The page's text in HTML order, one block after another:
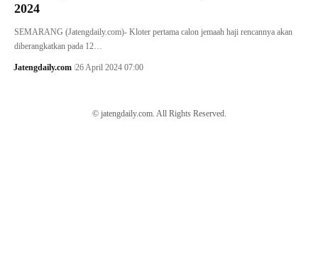
2024
SEMARANG (Jatengdaily.com)- Kloter pertama calon jemaah haji rencannya akan
diberangkatkan pada 12…
Jatengdaily.com 26 April 2024 07:00
© jatengdaily.com. All Rights Reserved.